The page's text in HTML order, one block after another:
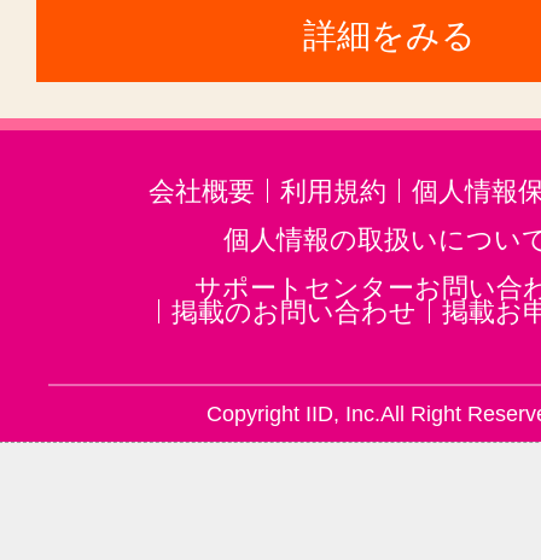
詳細をみる
会社概要 利用規約
個人情報
個人情報の取扱いについ
サポートセンターお問い合
掲載のお問い合わせ
掲載お
Copyright IID, Inc.All Right